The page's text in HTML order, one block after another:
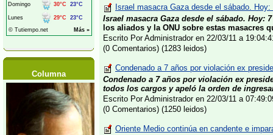
Columna
Israel masacra Gaza desde el sábado.
Israel masacra Gaza desde el sábado. Hoy:
los aliados y la ONU sobre estas masacres
Escrito Por Administrador en 22/03/11 a
(0 Comentarios) (1283 leidos)
Condenado a 7 años por violación ex
Condenado a 7 años por violación ex
todos los cargos y apeló la orden de
Escrito Por Administrador en 22/03/11 a
(0 Comentarios) (1250 leidos)
Oriente Medio continúa en candente e